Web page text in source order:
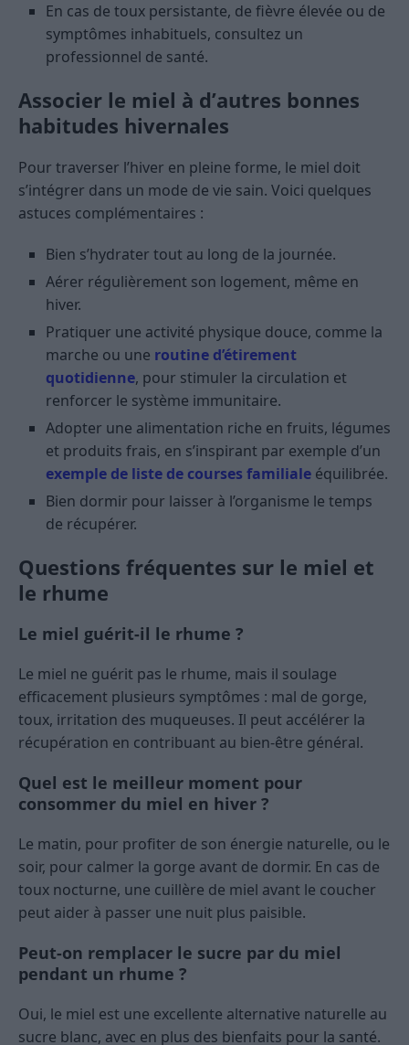
En cas de toux persistante, de fièvre élevée ou de
symptômes inhabituels, consultez un
professionnel de santé.
Associer le miel à d’autres bonnes
habitudes hivernales
Pour traverser l’hiver en pleine forme, le miel doit
s’intégrer dans un mode de vie sain. Voici quelques
astuces complémentaires :
Bien s’hydrater tout au long de la journée.
Aérer régulièrement son logement, même en
hiver.
Pratiquer une activité physique douce, comme la
marche ou une routine d’étirement
quotidienne, pour stimuler la circulation et
renforcer le système immunitaire.
Adopter une alimentation riche en fruits, légumes
et produits frais, en s’inspirant par exemple d’un
exemple de liste de courses familiale équilibrée.
Bien dormir pour laisser à l’organisme le temps
de récupérer.
Questions fréquentes sur le miel et
le rhume
Le miel guérit-il le rhume ?
Le miel ne guérit pas le rhume, mais il soulage
efficacement plusieurs symptômes : mal de gorge,
toux, irritation des muqueuses. Il peut accélérer la
récupération en contribuant au bien-être général.
Quel est le meilleur moment pour
consommer du miel en hiver ?
Le matin, pour profiter de son énergie naturelle, ou le
soir, pour calmer la gorge avant de dormir. En cas de
toux nocturne, une cuillère de miel avant le coucher
peut aider à passer une nuit plus paisible.
Peut-on remplacer le sucre par du miel
pendant un rhume ?
Oui, le miel est une excellente alternative naturelle au
sucre blanc, avec en plus des bienfaits pour la santé.